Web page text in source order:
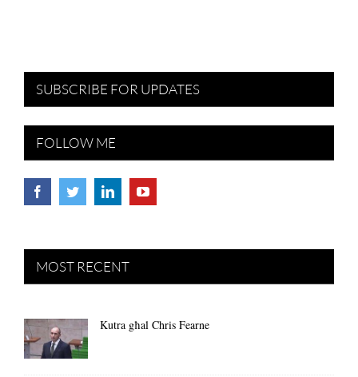
SUBSCRIBE FOR UPDATES
FOLLOW ME
MOST RECENT
Kutra għal Chris Fearne